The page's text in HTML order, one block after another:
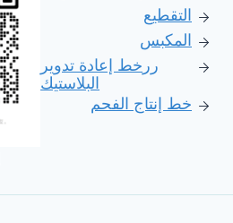
التقطيع
المكبس
رر خط إعادة تدوير
البلاستيك
خط إنتاج الفحم